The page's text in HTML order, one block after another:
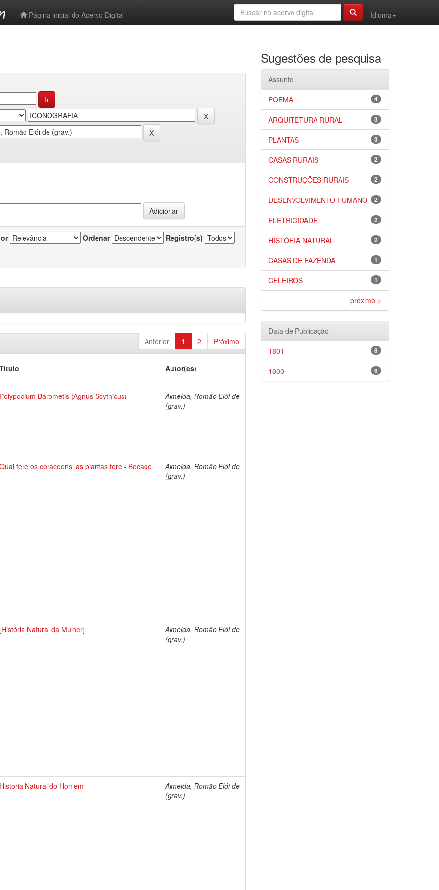
Página inicial do Acervo Digital
Idioma
Ordenar Registro(s)
Anterior 1 2 Próximo
Título Autor(es)
Polypodium Barometis (Agnus Scythicus)
Almeida, Romão Elói de
(grav.)
Qual fere os coraçoens, as plantas fere - Bocage
Almeida, Romão Elói de
(grav.)
[História Natural da Mulher]
Almeida, Romão Elói de
(grav.)
Historia Natural do Homem
Almeida, Romão Elói de
(grav.)
Sugestões de pesquisa
Assunto
4
POEMA
3
ARQUITETURA RURAL
3
PLANTAS
2
CASAS RURAIS
2
CONSTRUÇÕES RURAIS
2
DESENVOLVIMENTO HUMANO
2
ELETRICIDADE
2
HISTÓRIA NATURAL
1
CASAS DE FAZENDA
1
CELEIROS
próximo >
Data de Publicação
8
1801
6
1800